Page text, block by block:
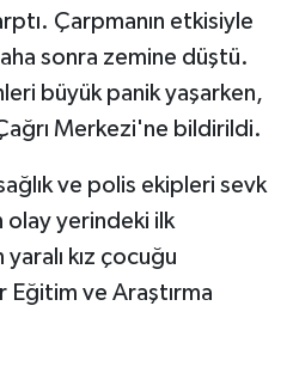
Çarpmanın etkisiyle
sonra zemine düştü.
büyük panik yaşarken,
Merkezi'ne bildirildi.
ve polis ekipleri sevk
olay yerindeki ilk
kız çocuğu
Eğitim ve Araştırma